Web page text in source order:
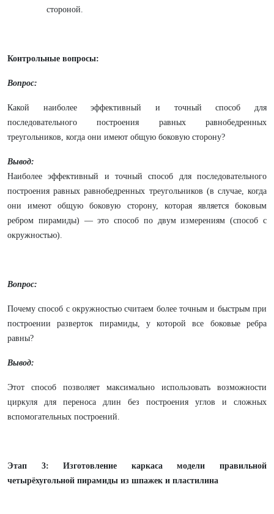
стороной.
Контрольные вопросы:
Вопрос:
Какой наиболее эффективный и точный способ для
последовательного построения равных равнобедренных
треугольников, когда они имеют общую боковую сторону?
Вывод:
Наиболее эффективный и точный способ для последовательного
построения равных равнобедренных треугольников (в случае, когда
они имеют общую боковую сторону, которая является боковым
ребром пирамиды) — это способ по двум измерениям (способ с
окружностью).
Вопрос:
Почему способ с окружностью считаем более точным и быстрым при
построении разверток пирамиды, у которой все боковые ребра
равны?
Вывод:
Этот способ позволяет максимально использовать возможности
циркуля для переноса длин без построения углов и сложных
вспомогательных построений.
Этап 3: Изготовление каркаса модели правильной
четырёхугольной пирамиды из шпажек и пластилина